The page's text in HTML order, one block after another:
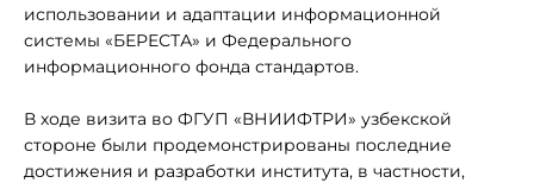
использовании и адаптации информационной
системы «БЕРЕСТА» и Федерального
информационного фонда стандартов.
В ходе визита во ФГУП «ВНИИФТРИ» узбекской
стороне были продемонстрированы последние
достижения и разработки института, в частности,